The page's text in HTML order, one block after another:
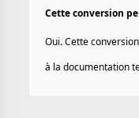
Cette conversion
Oui. Cette
à la documentation